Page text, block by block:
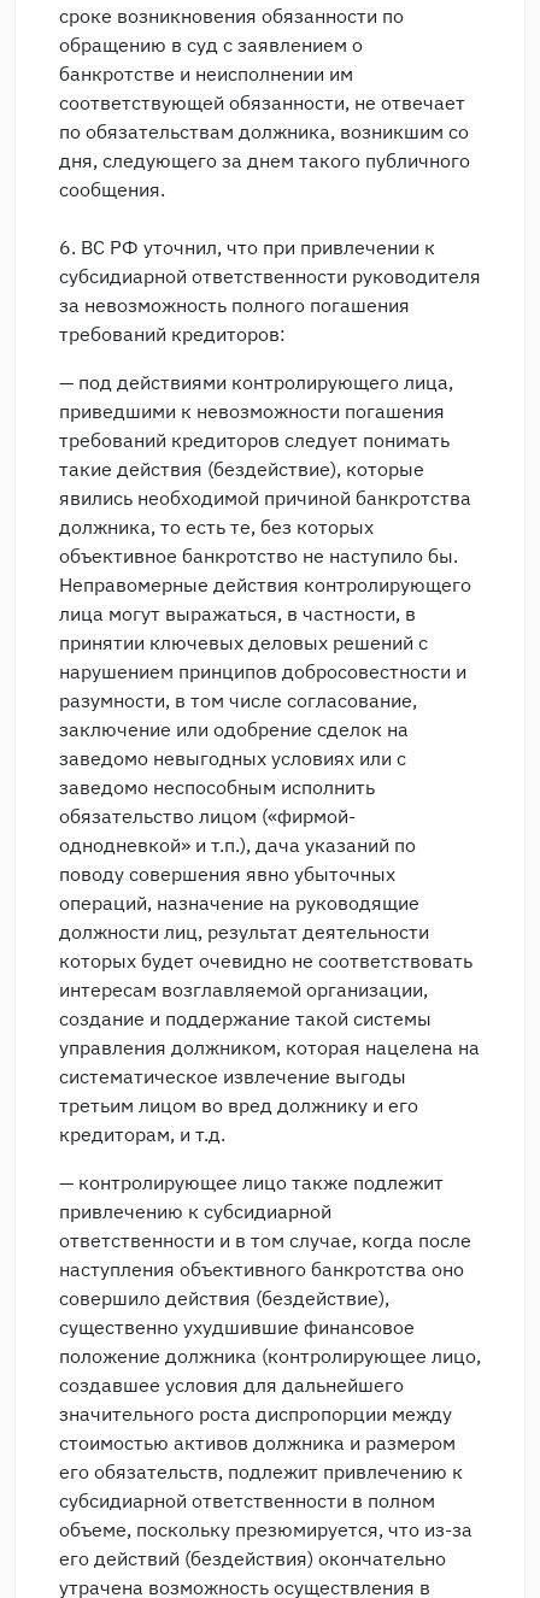
сроке возникновения обязанности по
обращению в суд с заявлением о
банкротстве и неисполнении им
соответствующей обязанности, не отвечает
по обязательствам должника, возникшим со
дня, следующего за днем такого публичного
сообщения.
6. ВС РФ уточнил, что при привлечении к
субсидиарной ответственности руководителя
за невозможность полного погашения
требований кредиторов:
— под действиями контролирующего лица,
приведшими к невозможности погашения
требований кредиторов следует понимать
такие действия (бездействие), которые
явились необходимой причиной банкротства
должника, то есть те, без которых
объективное банкротство не наступило бы.
Неправомерные действия контролирующего
лица могут выражаться, в частности, в
принятии ключевых деловых решений с
нарушением принципов добросовестности и
разумности, в том числе согласование,
заключение или одобрение сделок на
заведомо невыгодных условиях или с
заведомо неспособным исполнить
обязательство лицом («фирмой-
однодневкой» и т.п.), дача указаний по
поводу совершения явно убыточных
операций, назначение на руководящие
должности лиц, результат деятельности
которых будет очевидно не соответствовать
интересам возглавляемой организации,
создание и поддержание такой системы
управления должником, которая нацелена на
систематическое извлечение выгоды
третьим лицом во вред должнику и его
кредиторам, и т.д.
— контролирующее лицо также подлежит
привлечению к субсидиарной
ответственности и в том случае, когда после
наступления объективного банкротства оно
совершило действия (бездействие),
существенно ухудшившие финансовое
положение должника (контролирующее лицо,
создавшее условия для дальнейшего
значительного роста диспропорции между
стоимостью активов должника и размером
его обязательств, подлежит привлечению к
субсидиарной ответственности в полном
объеме, поскольку презюмируется, что из-за
его действий (бездействия) окончательно
утрачена возможность осуществления в